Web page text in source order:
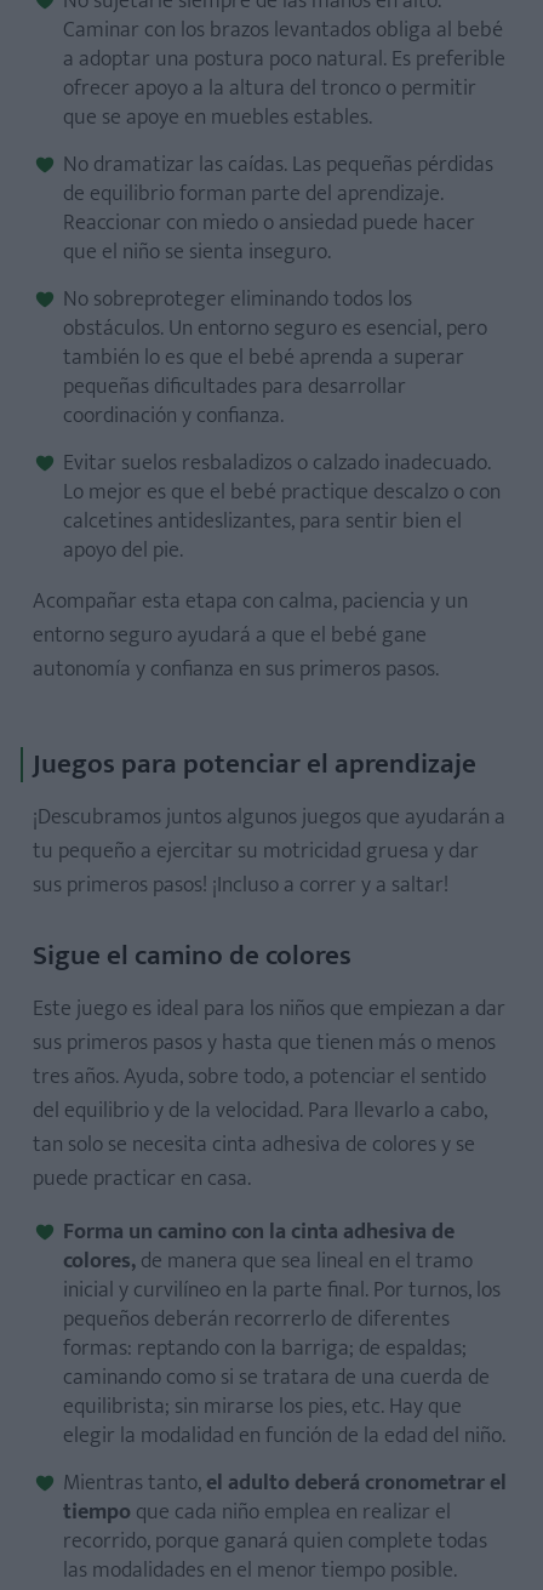
Caminar con los brazos levantados obliga al bebé
a adoptar una postura poco natural. Es preferible
ofrecer apoyo a la altura del tronco o permitir
que se apoye en muebles estables.
No dramatizar las caídas. Las pequeñas pérdidas
de equilibrio forman parte del aprendizaje.
Reaccionar con miedo o ansiedad puede hacer
que el niño se sienta inseguro.
No sobreproteger eliminando todos los
obstáculos. Un entorno seguro es esencial, pero
también lo es que el bebé aprenda a superar
pequeñas dificultades para desarrollar
coordinación y confianza.
Evitar suelos resbaladizos o calzado inadecuado.
Lo mejor es que el bebé practique descalzo o con
calcetines antideslizantes, para sentir bien el
apoyo del pie.
Acompañar esta etapa con calma, paciencia y un
entorno seguro ayudará a que el bebé gane
autonomía y confianza en sus primeros pasos.
Juegos para potenciar el aprendizaje
¡Descubramos juntos algunos juegos que ayudarán a
tu pequeño a ejercitar su motricidad gruesa y dar
sus primeros pasos! ¡Incluso a correr y a saltar!
Sigue el camino de colores
Este juego es ideal para los niños que empiezan a dar
sus primeros pasos y hasta que tienen más o menos
tres años. Ayuda, sobre todo, a potenciar el sentido
del equilibrio y de la velocidad. Para llevarlo a cabo,
tan solo se necesita cinta adhesiva de colores y se
puede practicar en casa.
Forma un camino con la cinta adhesiva de
colores,de manera que sea lineal en el tramo
inicial y curvilíneo en la parte final. Por turnos, los
pequeños deberán recorrerlo de diferentes
formas: reptando con la barriga; de espaldas;
caminando como si se tratara de una cuerda de
equilibrista; sin mirarse los pies, etc. Hay que
elegir la modalidad en función de la edad del niño.
Mientras tanto,el adulto deberá cronometrar el
tiempo que cada niño emplea en realizar el
recorrido, porque ganará quien complete todas
las modalidades en el menor tiempo posible.